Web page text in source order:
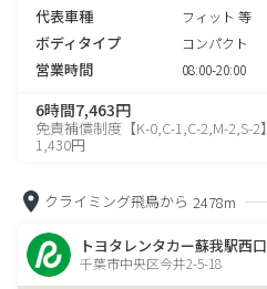
代表車種 フィット 等
ボディタイプ コンパクト
営業時間 08:00-20:00
6時間7,463円
免責補償制度【K-0,C-1,C-2,M-2,S-2】
1,430円
クライミング飛鳥から 2478m
トヨタレンタカー蘇我駅西口
千葉市中央区今井2-5-18